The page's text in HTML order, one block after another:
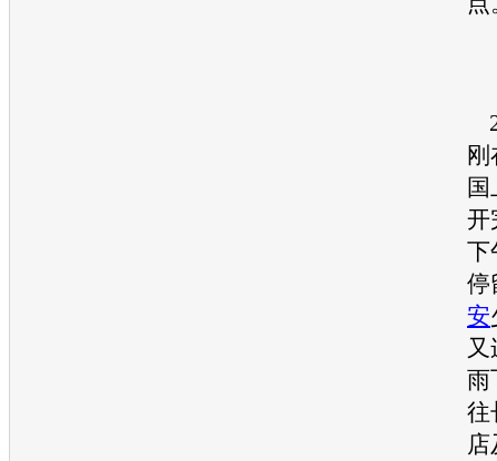
开
下
停
安
雨
往